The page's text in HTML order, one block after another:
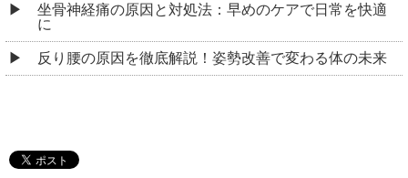
坐骨神経痛の原因と対処法：早めのケアで日常を快適
に
反り腰の原因を徹底解説！姿勢改善で変わる体の未来